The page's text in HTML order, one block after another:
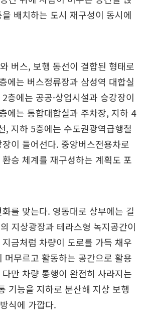
배치하는 도시 재구성이 동시에
버스, 보행 동선이 결합된 형태로
에는 버스정류장과 삼성역 대합실
층에는 공공·상업시설과 승강장이
에는 통합대합실과 주차장, 지하 4
, 지하 5층에는 수도권광역급행철
장이 들어선다. 중앙버스전용차로
승 체계를 재구성하는 계획도 포
를 맞는다. 영동대로 상부에는 길
지상광장과 테라스형 녹지공간이
금처럼 차량이 도로를 가득 채우
머무르고 활동하는 공간으로 활용
만 차량 통행이 완전히 사라지는
기능을 지하로 분산해 지상 보행
식에 가깝다.